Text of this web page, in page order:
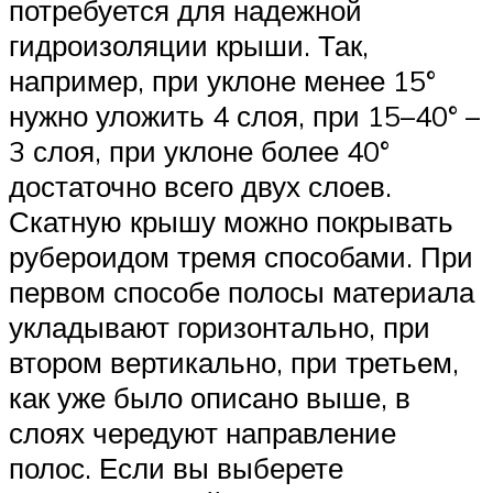
потребуется для надежной
гидроизоляции крыши. Так,
например, при уклоне менее 15°
нужно уложить 4 слоя, при 15–40° –
3 слоя, при уклоне более 40°
достаточно всего двух слоев.
Скатную крышу можно покрывать
рубероидом тремя способами. При
первом способе полосы материала
укладывают горизонтально, при
втором вертикально, при третьем,
как уже было описано выше, в
слоях чередуют направление
полос. Если вы выберете